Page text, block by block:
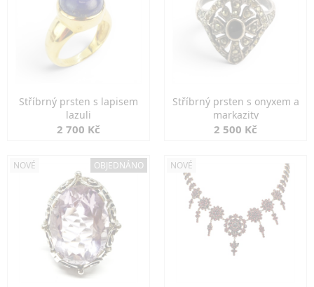
Stříbrný prsten s lapisem
lazuli
2 700 Kč
Stříbrný prsten s onyxem a
markazity
2 500 Kč
NOVÉ OBJEDNÁNO NOVÉ